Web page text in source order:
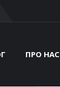
ПРО НАС